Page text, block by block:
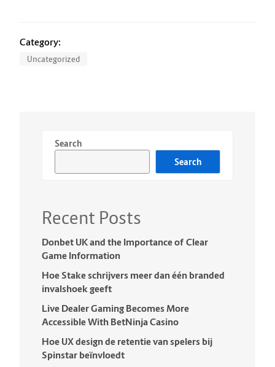
Category:
Uncategorized
Search
Search
Recent Posts
Donbet UK and the Importance of Clear
Game Information
Hoe Stake schrijvers meer dan één branded
invalshoek geeft
Live Dealer Gaming Becomes More
Accessible With BetNinja Casino
Hoe UX design de retentie van spelers bij
Spinstar beïnvloedt